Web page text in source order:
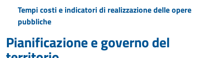
Tempi costi e indicatori di realizzazione delle opere
pubbliche
Pianificazione e governo del